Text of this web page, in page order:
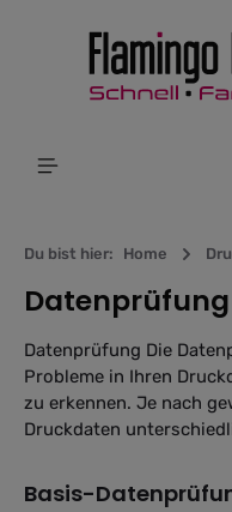
springen
Du bist hier: Home
Datenprüfung
Datenprüfung Die
Probleme in Ihren
zu erkennen. Je nach
Druckdaten
Basis-